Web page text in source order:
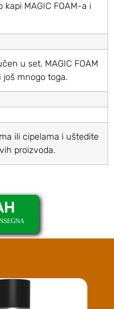
MAGIC FOAM-a i
u set. MAGIC FOAM
mnogo toga.
ili cipelama i uštedite
proizvoda.